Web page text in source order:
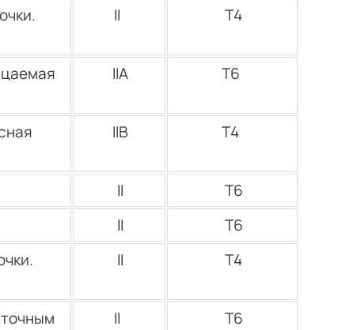
II Т4
IIА Т6
IIВ Т4
II
Т6
II
Т6
II Т4
II Т6